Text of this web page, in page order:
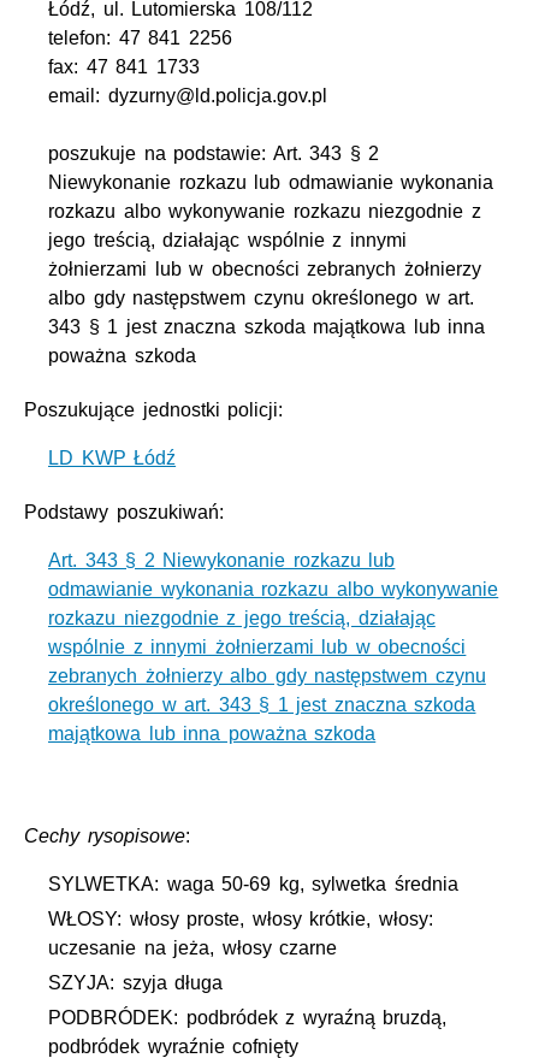
Łódź, ul. Lutomierska 108/112
telefon: 47 841 2256
fax: 47 841 1733
email: dyzurny@ld.policja.gov.pl
poszukuje na podstawie: Art. 343 § 2
Niewykonanie rozkazu lub odmawianie wykonania
rozkazu albo wykonywanie rozkazu niezgodnie z
jego treścią, działając wspólnie z innymi
żołnierzami lub w obecności zebranych żołnierzy
albo gdy następstwem czynu określonego w art.
343 § 1 jest znaczna szkoda majątkowa lub inna
poważna szkoda
Poszukujące jednostki policji:
LD KWP Łódź
Podstawy poszukiwań:
Art. 343 § 2 Niewykonanie rozkazu lub
odmawianie wykonania rozkazu albo wykonywanie
rozkazu niezgodnie z jego treścią, działając
wspólnie z innymi żołnierzami lub w obecności
zebranych żołnierzy albo gdy następstwem czynu
określonego w art. 343 § 1 jest znaczna szkoda
majątkowa lub inna poważna szkoda
Cechy rysopisowe:
SYLWETKA: waga 50-69 kg, sylwetka średnia
WŁOSY: włosy proste, włosy krótkie, włosy:
uczesanie na jeża, włosy czarne
SZYJA: szyja długa
PODBRÓDEK: podbródek z wyraźną bruzdą,
podbródek wyraźnie cofnięty